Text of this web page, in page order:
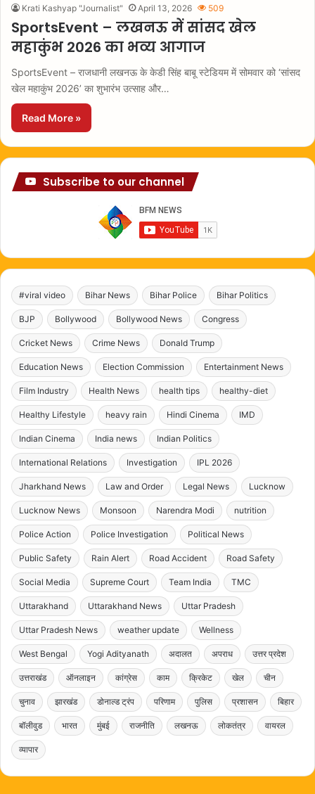
Krati Kashyap "Journalist" April 13, 2026 509
SportsEvent – लखनऊ में सांसद खेल
महाकुंभ 2026 का भव्य आगाज
SportsEvent – राजधानी लखनऊ के केडी सिंह बाबू स्टेडियम में सोमवार को ‘सांसद
खेल महाकुंभ 2026’ का शुभारंभ उत्साह और…
Read More »
Subscribe to our channel
#viral video Bihar News Bihar Police Bihar Politics
BJP Bollywood Bollywood News Congress
Cricket News Crime News Donald Trump
Education News Election Commission Entertainment News
Film Industry Health News health tips healthy-diet
Healthy Lifestyle heavy rain Hindi Cinema IMD
Indian Cinema India news Indian Politics
International Relations Investigation IPL 2026
Jharkhand News Law and Order Legal News Lucknow
Lucknow News Monsoon Narendra Modi nutrition
Police Action Police Investigation Political News
Public Safety Rain Alert Road Accident Road Safety
Social Media Supreme Court Team India TMC
Uttarakhand Uttarakhand News Uttar Pradesh
Uttar Pradesh News weather update Wellness
West Bengal Yogi Adityanath अदालत अपराध उत्तर प्रदेश
उत्तराखंड ऑनलाइन कांग्रेस काम क्रिकेट खेल चीन
चुनाव झारखंड डोनाल्ड ट्रंप परिणाम पुलिस प्रशासन बिहार
बॉलीवुड भारत मुंबई राजनीति लखनऊ लोकतंत्र वायरल
व्यापार